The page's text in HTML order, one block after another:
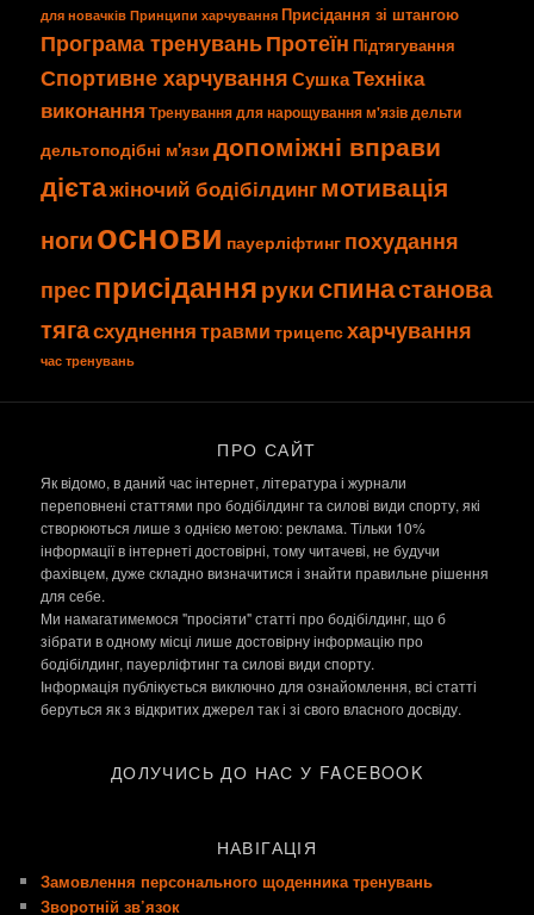
для новачків Принципи харчування Присідання зі штангою
Програма тренуваньПротеїн Підтягування
Спортивне харчуванняСушкаТехніка
виконання Тренування для нарощування м'язівдельти
дельтоподібні м'язи допоміжні вправи
дієтажіночий бодібілдингмотивація
ногиоснови пауерліфтинг похудання
пресприсіданнярукиспинастанова
тягасхудненнятравми трицепсхарчування
час тренувань
ПРО САЙТ
Як відомо, в даний час інтернет, література і журнали
переповнені статтями про бодібілдинг та силові види спорту, які
створюються лише з однією метою: реклама. Тільки 10%
інформації в інтернеті достовірні, тому читачеві, не будучи
фахівцем, дуже складно визначитися і знайти правильне рішення
для себе.
Ми намагатимемося "просіяти" статті про бодібілдинг, що б
зібрати в одному місці лише достовірну інформацію про
бодібілдинг, пауерліфтинг та силові види спорту.
Інформація публікується виключно для ознайомлення, всі статті
беруться як з відкритих джерел так і зі свого власного досвіду.
ДОЛУЧИСЬ ДО НАС У FACEBOOK
НАВІГАЦІЯ
Замовлення персонального щоденника тренувань
Зворотній зв’язок